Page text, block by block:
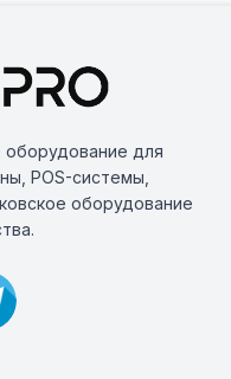
для
POS-системы,
оборудование